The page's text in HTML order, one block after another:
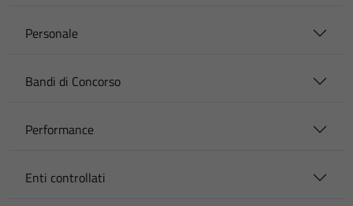
Personale
Bandi di Concorso
Performance
Enti controllati